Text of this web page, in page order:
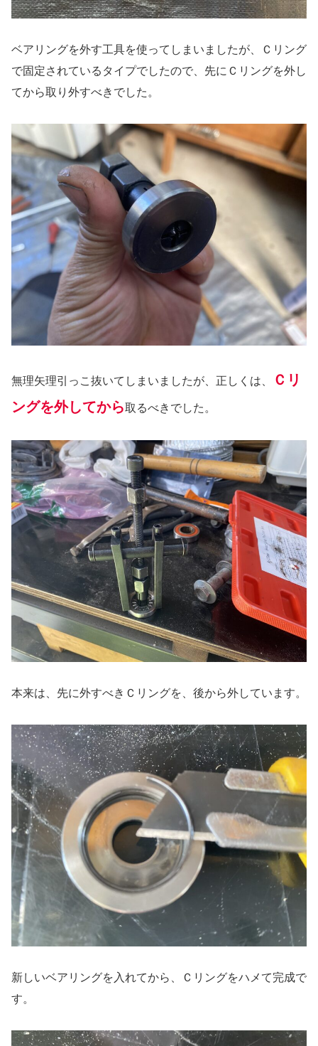
ベアリングを外す工具を使ってしまいましたが、Ｃリング
で固定されているタイプでしたので、先にＣリングを外し
てから取り外すべきでした。
無理矢理引っこ抜いてしまいましたが、正しくは、
Ｃリ
ングを外してから取るべきでした。
本来は、先に外すべきＣリングを、後から外しています。
新しいベアリングを入れてから、Ｃリングをハメて完成で
す。